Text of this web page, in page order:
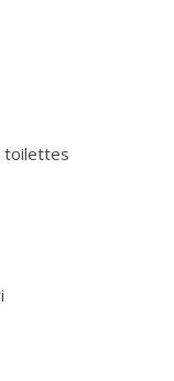
toilettes